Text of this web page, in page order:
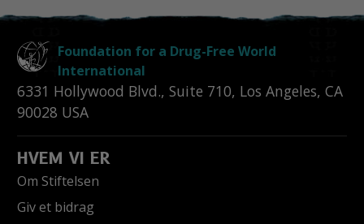
Foundation for a Drug-Free World
International
6331 Hollywood Blvd., Suite 710, Los Angeles, CA
90028 USA
HVEM VI ER
Om Stiftelsen
Giv et bidrag